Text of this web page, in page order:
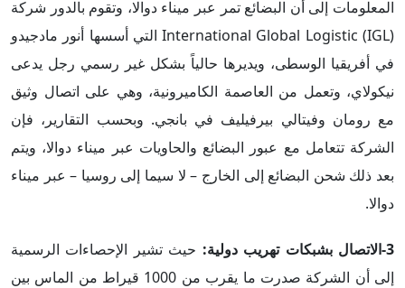
المعلومات إلى أن البضائع تمر عبر ميناء دوالا، وتقوم بالدور شركة
International Global Logistic (IGL) التي أسسها أنور مادجيدو
في أفريقيا الوسطى، ويديرها حالياً بشكل غير رسمي رجل يدعى
نيكولاي، وتعمل من العاصمة الكاميرونية، وهي على اتصال وثيق
مع رومان وفيتالي بيرفيليف في بانجي. وبحسب التقارير، فإن
الشركة تتعامل مع عبور البضائع والحاويات عبر ميناء دوالا، ويتم
بعد ذلك شحن البضائع إلى الخارج – لا سيما إلى روسيا – عبر ميناء
دوالا.
3-الاتصال بشبكات تهريب دولية:
حيث تشير الإحصاءات الرسمية
إلى أن الشركة صدرت ما يقرب من 1000 قيراط من الماس بين